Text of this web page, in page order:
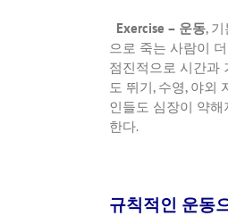
Exercise – 운동, 기
으로 죽는 사람이
점진적으로 시간과
도 뛰기, 수영, 야외
인들도 심장이 약
한다.
규칙적인 운동